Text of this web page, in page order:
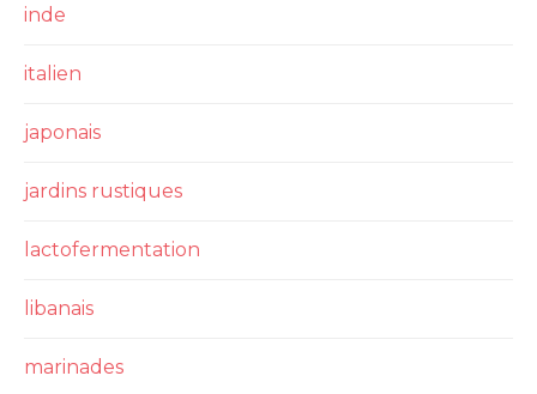
inde
italien
japonais
jardins rustiques
lactofermentation
libanais
marinades